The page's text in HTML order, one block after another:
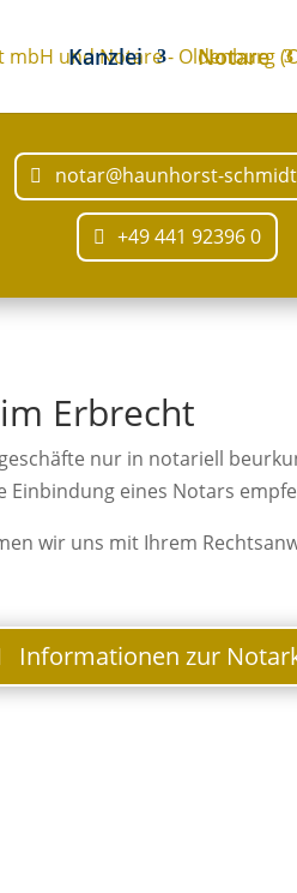
Kanzlei Notare
notar@haunhorst-
+49 441 92396 0
Erbrecht
nur in notariell
eines Notars
wir uns mit Ihrem
Informationen zur